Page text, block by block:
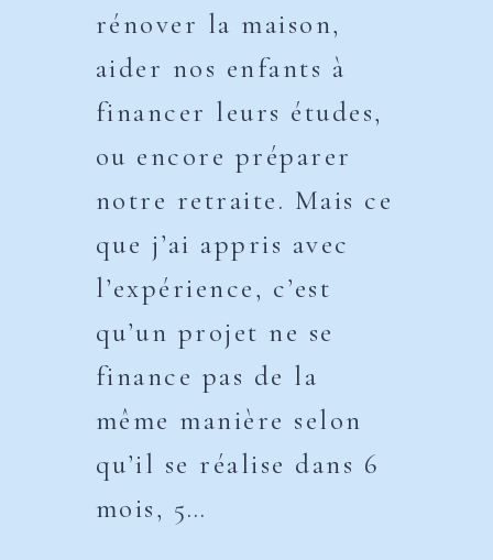
rénover la maison,
aider nos enfants à
financer leurs études,
ou encore préparer
notre retraite. Mais ce
que j’ai appris avec
l’expérience, c’est
qu’un projet ne se
finance pas de la
même manière selon
qu’il se réalise dans 6
mois, 5…